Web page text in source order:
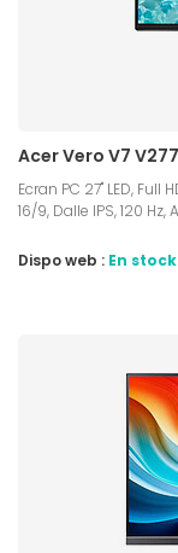
Acer Vero V7
Ecran PC 27" LED,
16/9, Dalle IPS, 120
Dispo web : En stock